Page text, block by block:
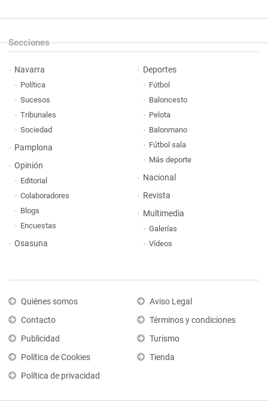
Secciones
Navarra
Política
Sucesos
Tribunales
Sociedad
Pamplona
Opinión
Editorial
Colaboradores
Blogs
Encuestas
Osasuna
Deportes
Fútbol
Baloncesto
Pelota
Balonmano
Fútbol sala
Más deporte
Nacional
Revista
Multimedia
Galerías
Vídeos
Quiénes somos
Contacto
Publicidad
Política de Cookies
Política de privacidad
Aviso Legal
Términos y condiciones
Turismo
Tienda